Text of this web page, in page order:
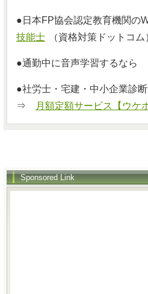
●日本FP協会認定教育機関
技能士
（資格対策ドットコム
●通勤中に音声学習するな
●社労士・宅建・中小企業診
⇒
月額定額サービス【ウケ
Sponsored Link